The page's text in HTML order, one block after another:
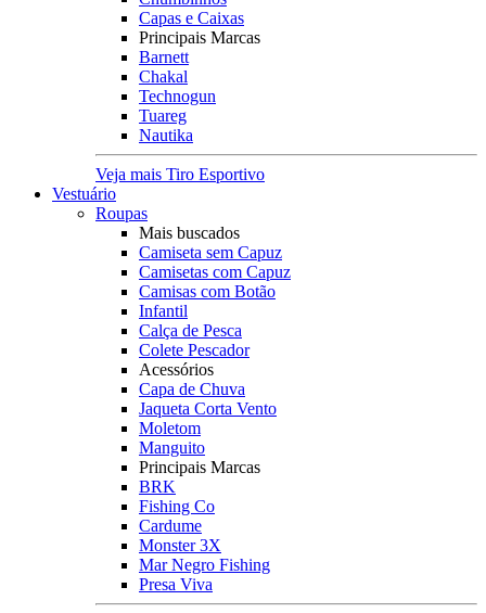
Capas e Caixas
Principais Marcas
Barnett
Chakal
Technogun
Tuareg
Nautika
Veja mais Tiro Esportivo
Vestuário
Roupas
Mais buscados
Camiseta sem Capuz
Camisetas com Capuz
Camisas com Botão
Infantil
Calça de Pesca
Colete Pescador
Acessórios
Capa de Chuva
Jaqueta Corta Vento
Moletom
Manguito
Principais Marcas
BRK
Fishing Co
Cardume
Monster 3X
Mar Negro Fishing
Presa Viva